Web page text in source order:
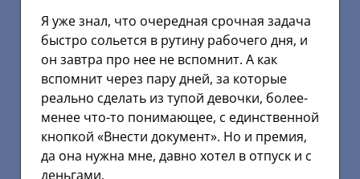
Я уже знал, что очередная срочная задача
быстро сольется в рутину рабочего дня, и
он завтра про нее не вспомнит. А как
вспомнит через пару дней, за которые
реально сделать из тупой девочки, более-
менее что-то понимающее, с единственной
кнопкой «Внести документ». Но и премия,
да она нужна мне, давно хотел в отпуск и с
деньгами.